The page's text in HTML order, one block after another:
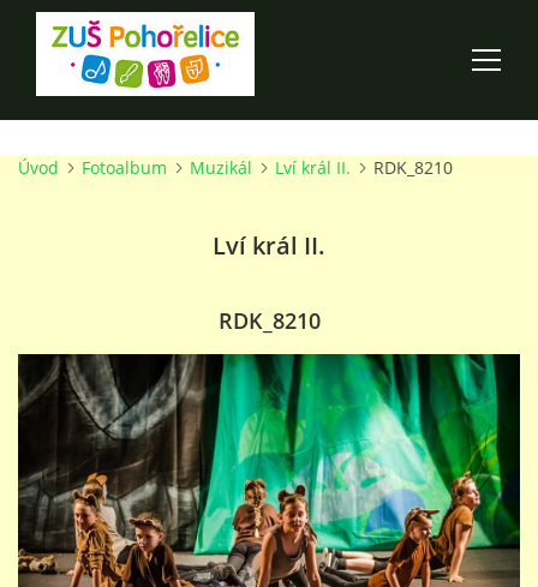
ÚVOD
100 LET ZUŠ POHOŘELICE
O ŠKOLE
PRO RODIČE
TALENTOVÉ ZKOUŠKY
Úvod Fotoalbum Muzikál Lví král II. RDK_8210
Lví král II.
RDK_8210